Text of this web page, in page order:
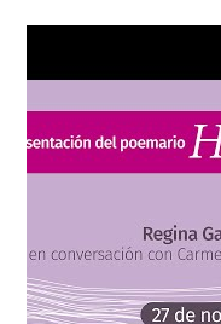
Museo de la
Fondo Editorial
Teatro Peruano